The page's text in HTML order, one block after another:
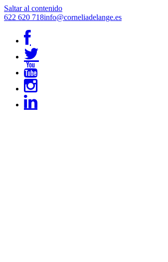
Saltar al contenido
622 620 718info@corneliadelange.es